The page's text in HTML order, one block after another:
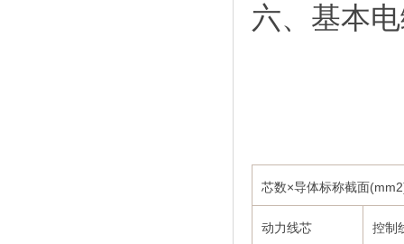
六、基本
芯数×导体标称截面
动力线芯 控制